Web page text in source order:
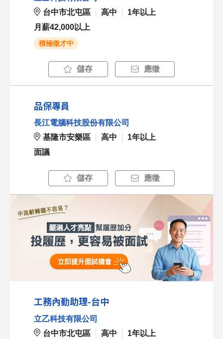
台中市北屯區
高中
1年以上
月薪42,000以上
積極徵才中
儲存 應徵
品保專員
長江電腦科技股份有限公司
基隆市安樂區
高中
1年以上
面議
儲存 應徵
工務內勤助理-台中
立乙科技有限公司
台中市北屯區
高中
1年以上